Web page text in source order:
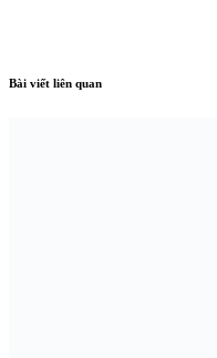
Bài viết liên quan